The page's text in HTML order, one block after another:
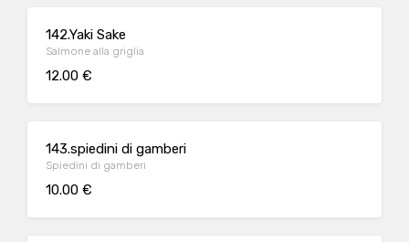
142.Yaki Sake
Salmone alla griglia
12.00 €
143.spiedini di gamberi
Spiedini di gamberi
10.00 €